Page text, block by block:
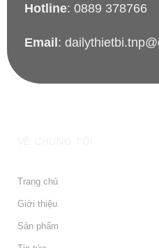
Hotline: 0889 378766
Email:
Trang chủ
Giới thiệu
Sản phẩm